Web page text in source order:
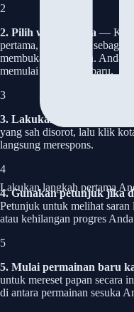
Lakukan langkah pertama
2
2. Pilih warna Anda — Klik
pertama, atau "Main
membuka permainan. Anda
memulai permainan baru.
3
3. Lakukan langkah Anda
yang sah disorot, lalu klik
langsung merespons.
4
4. Gunakan petunjuk jika
Petunjuk untuk melihat
atau kehilangan progres
5
5. Mulai permainan baru
untuk mereset papan secara
di antara permainan sesuka